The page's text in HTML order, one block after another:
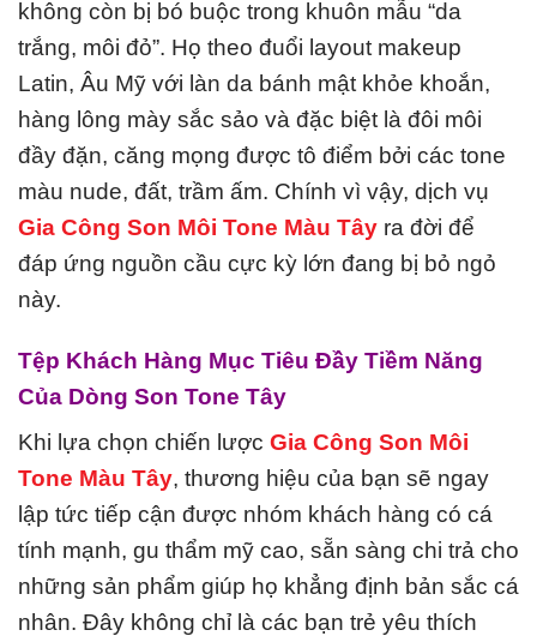
không còn bị bó buộc trong khuôn mẫu “da
trắng, môi đỏ”. Họ theo đuổi layout makeup
Latin, Âu Mỹ với làn da bánh mật khỏe khoắn,
hàng lông mày sắc sảo và đặc biệt là đôi môi
đầy đặn, căng mọng được tô điểm bởi các tone
màu nude, đất, trầm ấm. Chính vì vậy, dịch vụ
Gia Công Son Môi Tone Màu Tây ra đời để
đáp ứng nguồn cầu cực kỳ lớn đang bị bỏ ngỏ
này.
Tệp Khách Hàng Mục Tiêu Đầy Tiềm Năng
Của Dòng Son Tone Tây
Khi lựa chọn chiến lược Gia Công Son Môi
Tone Màu Tây, thương hiệu của bạn sẽ ngay
lập tức tiếp cận được nhóm khách hàng có cá
tính mạnh, gu thẩm mỹ cao, sẵn sàng chi trả cho
những sản phẩm giúp họ khẳng định bản sắc cá
nhân. Đây không chỉ là các bạn trẻ yêu thích